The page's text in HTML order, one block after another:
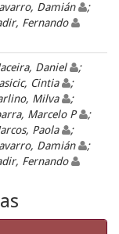
Damián
;
Fernando
Daniel
;
Cintia
;
Milva
;
Marcelo P
;
Paola
;
Damián
;
Fernando